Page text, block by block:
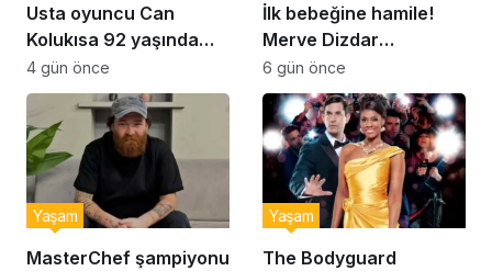
Usta oyuncu Can
Kolukısa 92 yaşında
hayatını kaybetti
4 gün önce
İlk bebeğine hamile!
Merve Dizdar
sessizliğini bozdu: ‘İsim
bulmak çok zor’
6 gün önce
MasterChef şampiyonu
Yaşam
The Bodyguard
Yaşam